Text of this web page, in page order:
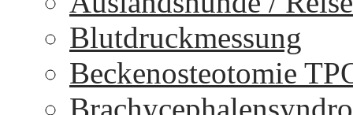
Blutdruckmessung
Beckenosteotomie